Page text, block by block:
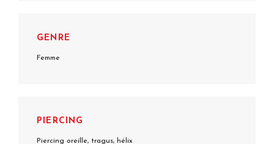
GENRE
Femme
PIERCING
Piercing oreille, tragus, hélix